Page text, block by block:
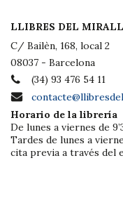
LLIBRES DEL MIRALL
C/ Bailèn, 168, local 2
08037 - Barcelona
(34) 93 476 54 11
Horario de la librería
De lunes a viernes de
Tardes de lunes a
cita previa a través del